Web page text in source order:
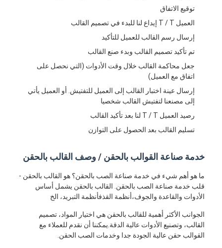
توقيع الاتفاق
العميل T / T إيداع لنا للبدء في تصميم القالب
إرسال رسم القالب للعميل للتأكيد
تم تأكيد تصميم القالب وبدء صنع القالب
جعل محاكمة القالب خلال وقت الأدوات (التي نحصل على
اتفاق مع العميل)
إرسال عينة اختبار القالب إلى العميل للتفتيش. أو العميل يأتي
إلى مصنعنا لتفتيش القالب شخصيا
رصيد العميل T / T لنا بعد تأكيد القالب
تسليم القالب بعد الحصول على التوازن
خدمة صناعة القوالب بالحقن / وصف القالب بالحقن
ما هو أهم شيء في خدمة صناعة الصب بالحقن؟ هو القالب بالحقن -
قلب خدمة صناعة الصب بالحقن. القالب بالحقن يشمل أساس
الأدوات والقاعدة والجوف،أنظمة القذفأنظمة التبريد، الخ
الجوانب الأكثر أهمية للقالب بالحقن هي اختيار المواد، تصميم
القالب، وتصنيع الأدوات عالية الدقة.يمكننا أن نقدم للعملاء مع
القوالب حقن عالية الجودة جدا وخدمات الصب الحقن.